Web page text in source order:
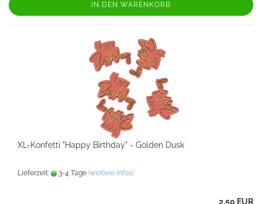
IN DEN WARENKORB
XL-Konfetti "Happy Birthday" - Golden Dusk
Lieferzeit: 3-4 Tage (weitere Infos)
2,50 EUR